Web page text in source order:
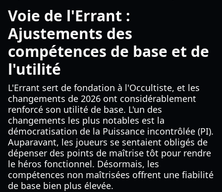
Voie de l'Errant :
Ajustements des
compétences de base et de
l'utilité
L'Errant sert de fondation à l'Occultiste, et les
changements de 2026 ont considérablement
renforcé son utilité de base. L'un des
changements les plus notables est la
démocratisation de la Puissance incontrôlée (PI).
Auparavant, les joueurs se sentaient obligés de
dépenser des points de maîtrise tôt pour rendre
le héros fonctionnel. Désormais, les
compétences non maîtrisées offrent une fiabilité
de base bien plus élevée.